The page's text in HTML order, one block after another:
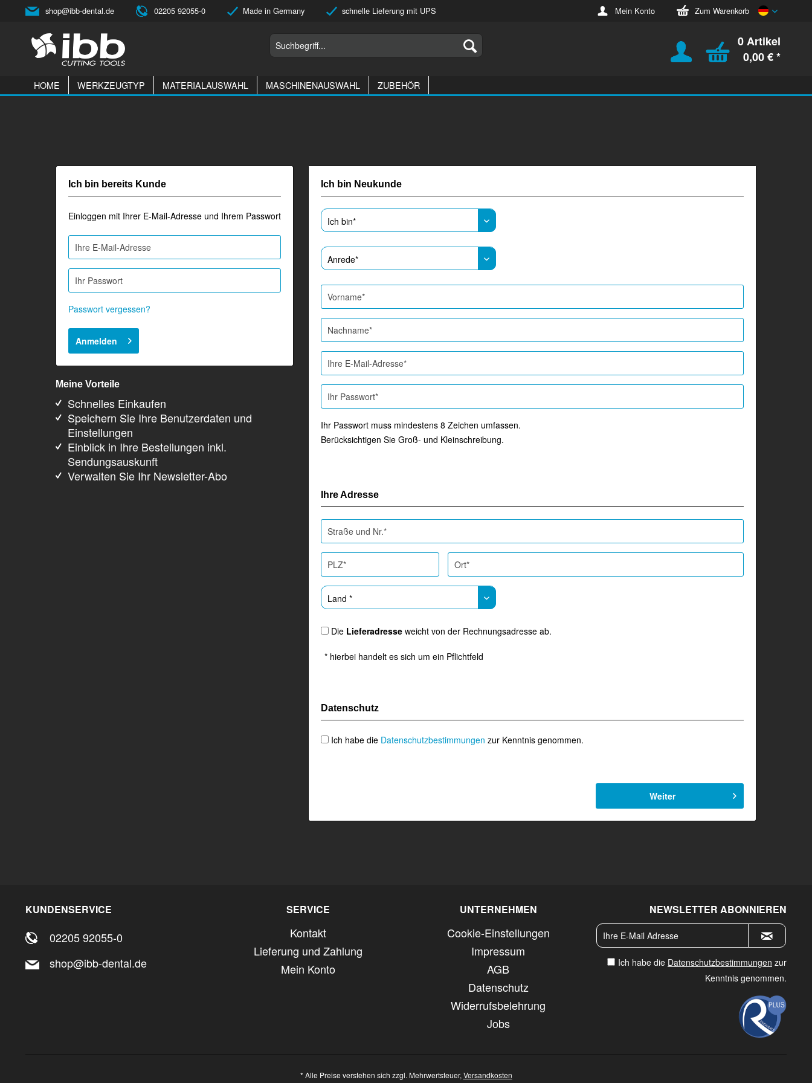
shop@ibb-dental.de 02205 92055-0 Made in Germany schnelle Lieferung mit UPS Mein Konto Zum Warenkorb
Deutsch
0 Artikel
0,00 € *
HOME WERKZEUGTYP MATERIALAUSWAHL MASCHINENAUSWAHL ZUBEHÖR
Ich bin Neukunde
Ihr Passwort muss mindestens 8 Zeichen umfassen.
Berücksichtigen Sie Groß- und Kleinschreibung.
Ihre Adresse
Die Lieferadresseweicht von der Rechnungsadresse ab.
* hierbei handelt es sich um ein Pflichtfeld
Datenschutz
Ich habe die Datenschutzbestimmungen zur Kenntnis genommen.
Weiter
Ich bin bereits Kunde
Einloggen mit Ihrer E-Mail-Adresse und Ihrem Passwort
Passwort vergessen?
Anmelden
Meine Vorteile
Schnelles Einkaufen
Speichern Sie Ihre Benutzerdaten und
Einstellungen
Einblick in Ihre Bestellungen inkl.
Sendungsauskunft
Verwalten Sie Ihr Newsletter-Abo
KUNDENSERVICE
02205 92055-0
shop@ibb-dental.de
SERVICE
Kontakt
Lieferung und Zahlung
Mein Konto
UNTERNEHMEN
Cookie-Einstellungen
Impressum
AGB
Datenschutz
Widerrufsbelehrung
Jobs
NEWSLETTER ABONNIEREN
Ich habe die Datenschutzbestimmungen zur
Kenntnis genommen.
* Alle Preise verstehen sich zzgl. Mehrwertsteuer, Versandkosten